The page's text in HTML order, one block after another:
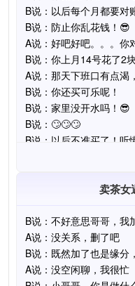
卖茶女